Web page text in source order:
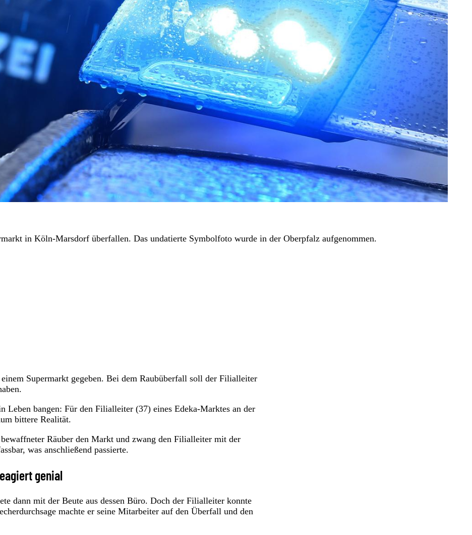
in Köln-Marsdorf überfallen. Das undatierte Symbolfoto wurde in der Oberpfalz aufgenommen.
Supermarkt gegeben. Bei dem Raubüberfall soll der Filialleiter
Leben bangen: Für den Filialleiter (37) eines Edeka-Marktes an der
bittere Realität.
Räuber den Markt und zwang den Filialleiter mit der
was anschließend passierte.
genial
dann mit der Beute aus dessen Büro. Doch der Filialleiter konnte
machte er seine Mitarbeiter auf den Überfall und den